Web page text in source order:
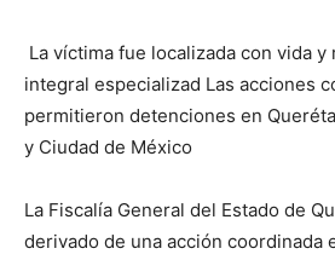
La víctima fue localizada con vida
integral especializad Las acciones
permitieron detenciones en
y Ciudad de México
La Fiscalía General del Estado de
derivado de una acción coordinada